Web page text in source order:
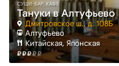
СУШИ-БАР, КАФЕ
Тануки в Алтуфьево
Дмитровское ш., д. 108Б
Алтуфьево
Китайская, Японская